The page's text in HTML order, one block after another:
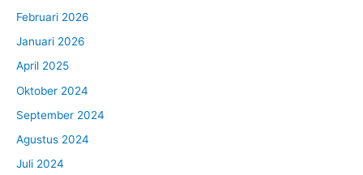
Februari 2026
Januari 2026
April 2025
Oktober 2024
September 2024
Agustus 2024
Juli 2024